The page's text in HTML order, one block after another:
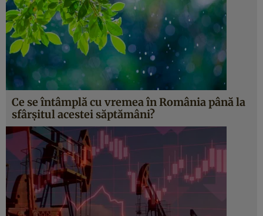
Ce se întâmplă cu vremea în România până la
sfârșitul acestei săptămâni?